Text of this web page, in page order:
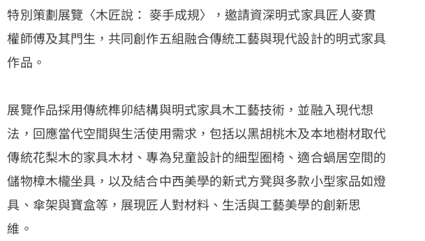
特別策劃展覽〈木匠說： 麥手成規〉，邀請資深明式家具匠人麥貫
權師傅及其門生，共同創作五組融合傳統工藝與現代設計的明式家具
作品。
展覽作品採用傳統榫卯結構與明式家具木工藝技術，並融入現代想
法，回應當代空間與生活使用需求，包括以黑胡桃木及本地樹材取代
傳統花梨木的家具木材、專為兒童設計的細型圈椅、適合蝸居空間的
儲物樟木櫳坐具，以及結合中西美學的新式方凳與多款小型家品如燈
具、傘架與寶盒等，展現匠人對材料、生活與工藝美學的創新思
維。